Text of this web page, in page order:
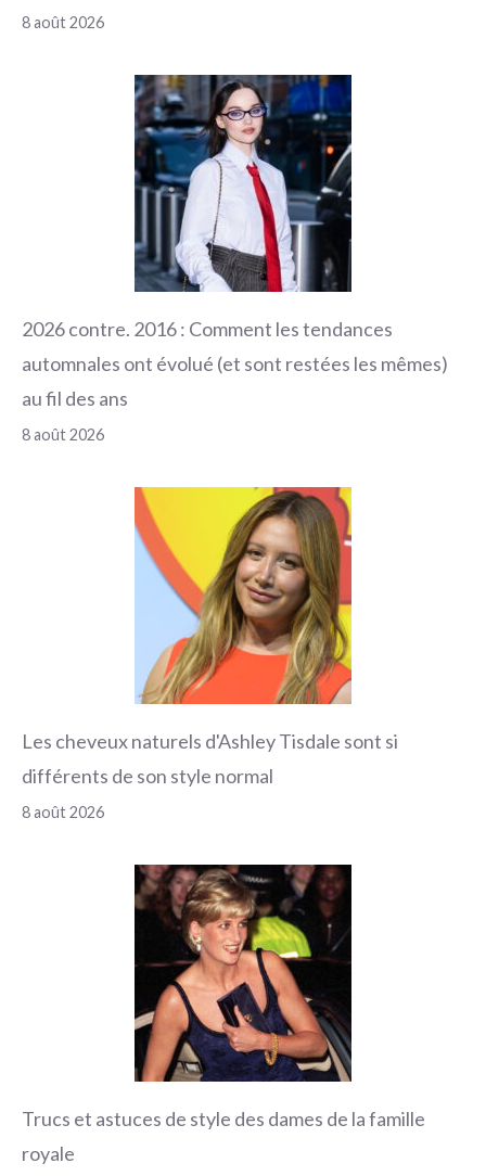
8 août 2026
2026 contre. 2016 : Comment les tendances
automnales ont évolué (et sont restées les mêmes)
au fil des ans
8 août 2026
Les cheveux naturels d'Ashley Tisdale sont si
différents de son style normal
8 août 2026
Trucs et astuces de style des dames de la famille
royale